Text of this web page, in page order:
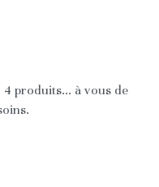
produits... à vous de